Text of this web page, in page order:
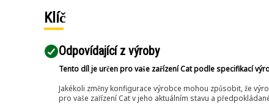
Klíč
Odpovídající z výroby
Tento díl je určen pro vaše zařízení Cat podle specifikací
Jakékoli změny konfigurace výrobce mohou způsobit, že
pro vaše zařízení Cat v jeho aktuálním stavu a